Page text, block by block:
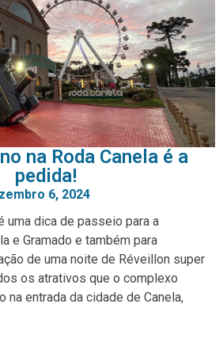
na Roda Canela é a
pedida!
6, 2024
uma dica de passeio para a
e Gramado e também para
de uma noite de Réveillon super
os atrativos que o complexo
na entrada da cidade de Canela,